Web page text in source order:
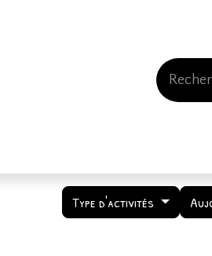
Type d'activités